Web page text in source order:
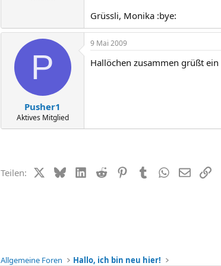
Grüssli, Monika :bye:
P
Pusher1
Aktives Mitglied
9 Mai 2009
Hallöchen zusammen grüßt ein
Teilen: X (Twitter)
BlueskyLinkedIn
Reddit PinterestTumblrWhatsApp
E-Mail
Allgemeine Foren Hallo, ich bin neu hier!